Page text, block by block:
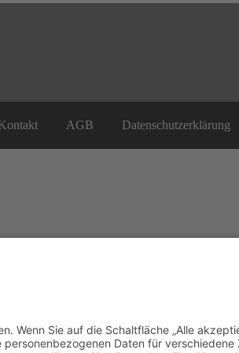
AGB Datenschutzerklärung